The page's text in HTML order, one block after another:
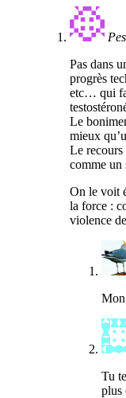
Pas dans
progrès
etc… qui
Le
mieux
Le recours
comme un
On le voit
la force :
violence
Mon
Tu
plus